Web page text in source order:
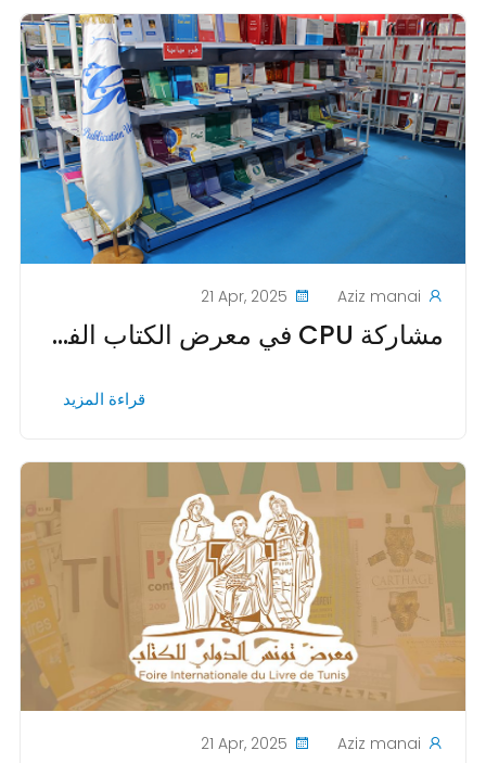
Aziz manai
21 Apr, 2025
مشاركة CPU في معرض الكتاب الفرنكفوني في بيروت: تعزيز النشر الأكاديمي في العالم الفرنكفوني
قراءة المزيد
Aziz manai
21 Apr, 2025